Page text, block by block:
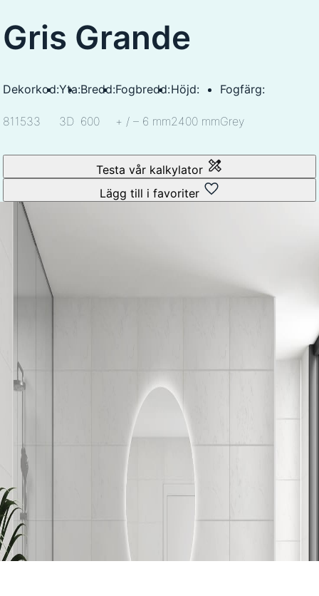
Gris Grande
Dekorkod:
811533
Yta:
3D
Bredd:
600
Fogbredd:
+ / – 6 mm
Höjd:
2400 mm
Fogfärg:
Grey
Testa vår kalkylator
Lägg till i favoriter